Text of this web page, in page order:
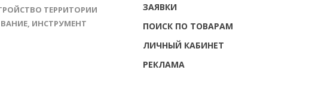
ТЕРРИТОРИИ
ИНСТРУМЕНТ
ЗАЯВКИ
ПОИСК ПО ТОВАРАМ
ЛИЧНЫЙ КАБИНЕТ
РЕКЛАМА